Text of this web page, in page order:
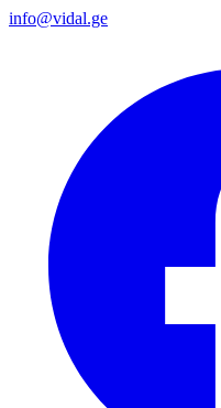
info@vidal.ge